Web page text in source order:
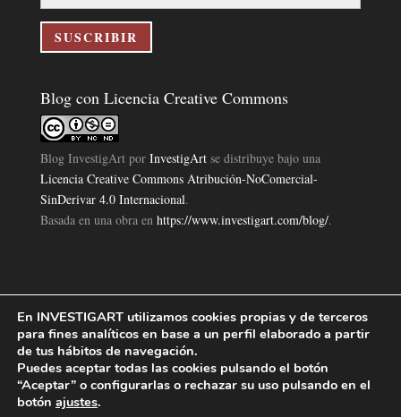
correo
electrónico
SUSCRIBIR
Blog con Licencia Creative Commons
Blog InvestigArtpor InvestigArtse distribuye bajo una
Licencia Creative Commons Atribución-NoComercial-
SinDerivar 4.0 Internacional.
Basada en una obra en https://www.investigart.com/blog/.
Política de Privacidad|Aviso Legal|Política de Cookies|
Investigart Copyright © 2019. |
En INVESTIGART utilizamos cookies propias y de terceros
para fines analíticos en base a un perfil elaborado a partir
de tus hábitos de navegación.
Puedes aceptar todas las cookies pulsando el botón
“Aceptar” o configurarlas o rechazar su uso pulsando en el
botón ajustes.